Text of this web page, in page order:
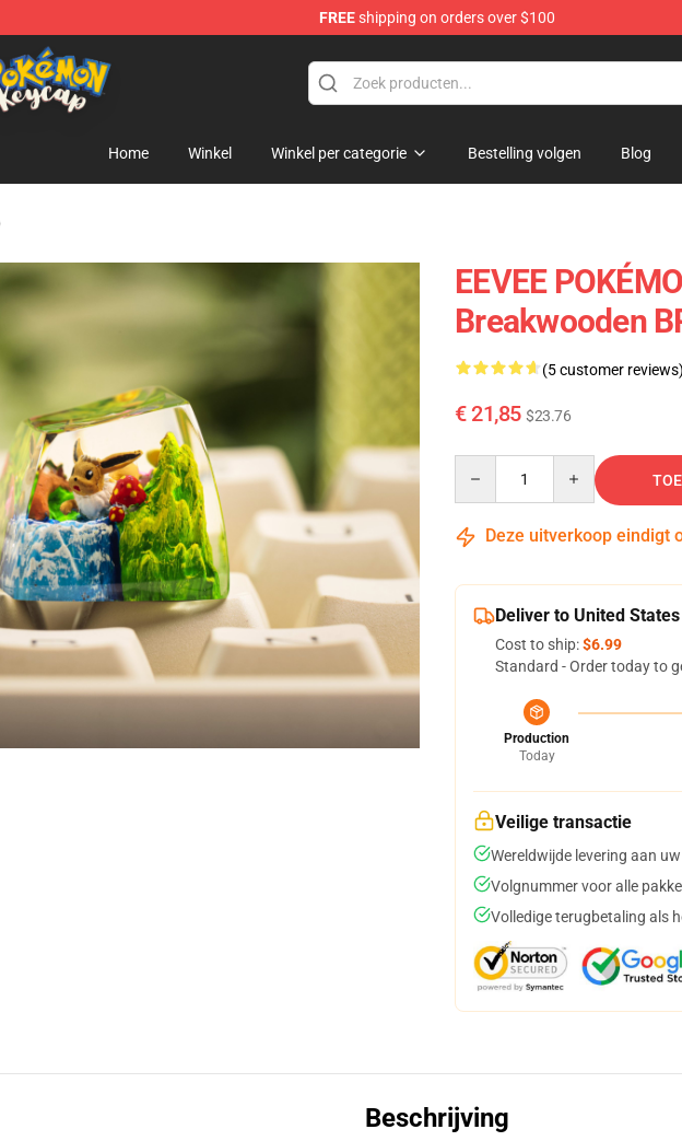
FREEshipping on orders over $100
Store of Pokemon Keycaps
Home Winkel Winkel per categorie Bestelling volgen Blog
EEVEE
Breakwooden
(5 customer reviews)
€ 21,85 $23.76
Deze uitverkoop eindigt
Deliver to United States
Cost to ship:$6.99
Standard - Order today to
Production
Today
Veilige transactie
Wereldwijde levering aan
Volgnummer voor alle
Volledige terugbetaling als
Beschrijving